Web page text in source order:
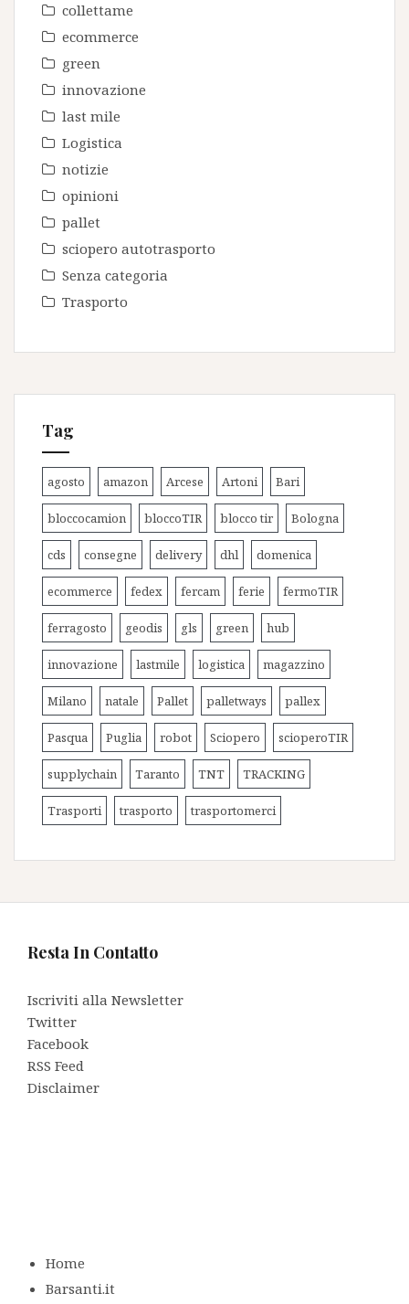
collettame
ecommerce
green
innovazione
last mile
Logistica
notizie
opinioni
pallet
sciopero autotrasporto
Senza categoria
Trasporto
Tag
agosto amazon Arcese Artoni Bari
bloccocamion bloccoTIR blocco tir Bologna
cds consegne delivery dhl domenica
ecommerce fedex fercam ferie fermoTIR
ferragosto geodis gls green hub
innovazione lastmile logistica magazzino
Milano natale Pallet palletways pallex
Pasqua Puglia robot Sciopero scioperoTIR
supplychain Taranto TNT TRACKING
Trasporti trasporto trasportomerci
Resta In Contatto
Iscriviti alla Newsletter
Twitter
Facebook
RSS Feed
Disclaimer
Home
Barsanti.it